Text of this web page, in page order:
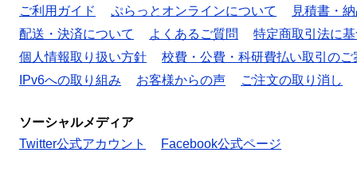
ご利用ガイド
ぷらっとオンラインについて
見積書・
配送・決済について
よくあるご質問
特定商取引法に
個人情報取り扱い方針
校費・公費・科研費払い取引のご
IPv6への取り組み
お客様からの声 ご注文の取り消し
ソーシャルメディア
Twitter公式アカウント
Facebook公式ページ